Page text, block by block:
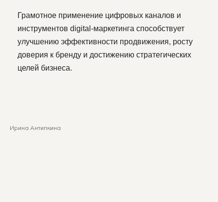
Грамотное применение цифровых каналов и
инструментов digital-маркетинга способствует
улучшению эффективности продвижения, росту
доверия к бренду и достижению стратегических
целей бизнеса.
Ирина Антипкина